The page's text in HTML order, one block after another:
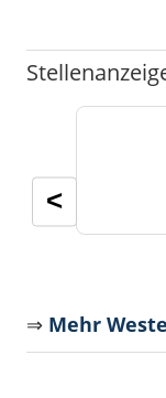
<
⇒ Mehr